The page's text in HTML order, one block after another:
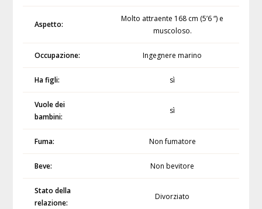
Aspetto:
Molto attraente 168 cm (5’6 “) e
muscoloso.
Occupazione: Ingegnere marino
Ha figli: sì
Vuole dei
bambini:
sì
Fuma: Non fumatore
Beve: Non bevitore
Stato della
relazione:
Divorziato